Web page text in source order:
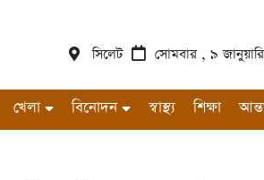
সিলেট সোমবার , ৯
খেলা বিনোদন স্বাস্থ্য শিক্ষা